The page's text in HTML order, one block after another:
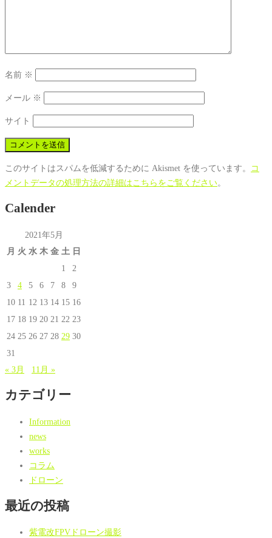
名前 ※
メール ※
サイト
このサイトはスパムを低減するために Akismet を使っています。
コ
メントデータの処理方法の詳細はこちらをご覧ください。
Calender
2021年5月
月 火 水 木 金 土 日
1
2
3
4 5 6 7 8
9
10 11 12 13 14 15 16
17 18 19 20 21 22 23
24 25 26 27 28 29 30
31
« 3月
11月 »
カテゴリー
Information
news
works
コラム
ドローン
最近の投稿
紫電改FPVドローン撮影